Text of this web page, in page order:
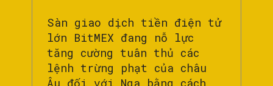
Sàn giao dịch tiền điện tử
lớn BitMEX đang nỗ lực
tăng cường tuân thủ các
lệnh trừng phạt của châu